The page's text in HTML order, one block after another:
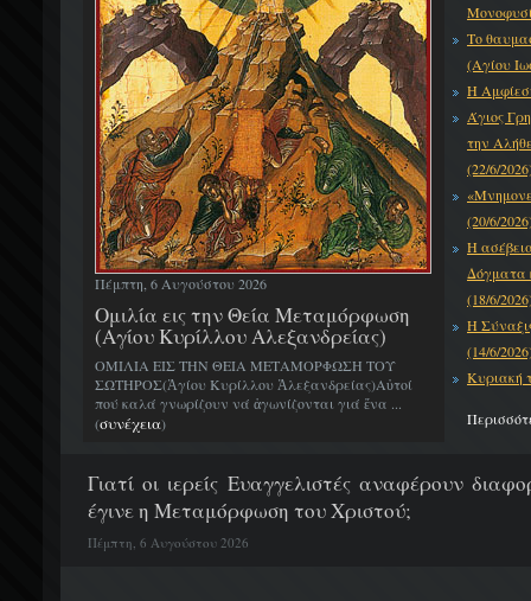
Πέμπτη, 6 Αυγούστου 2026
Ομιλία εις την Θεία Μεταμόρφωση
(Αγίου Κυρίλλου Αλεξανδρείας)
ΟΜΙΛΙΑ ΕΙΣ ΤΗΝ ΘΕΙΑ ΜΕΤΑΜΟΡΦΩΣΗ ΤΟΥ
ΣΩΤΗΡΟΣ(Ἁγίου Κυρίλλου Ἀλεξανδρείας)Αὐτοί
πού καλά γνωρίζουν νά ἀγωνίζονται γιά ἕνα ...
(συνέχεια)
Το
(Αγίου
Η
Άγιος
την
(22/6/
(20/6/
Η
Δόγματα
(18/6/
Η
(14/6/
Κυριακή
Γιατί οι ιερείς Ευαγγελιστές αναφέρουν
έγινε η Μεταμόρφωση του Χριστού;
Πέμπτη, 6 Αυγούστου 2026